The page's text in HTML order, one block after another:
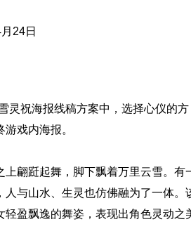
24日
灵祝海报线稿方案中，选择心仪的方
戏内海报。
上翩跹起舞，脚下飘着万里云雪。有
人与山水、生灵也仿佛融为了一体。
轻盈飘逸的舞姿，表现出角色灵动之